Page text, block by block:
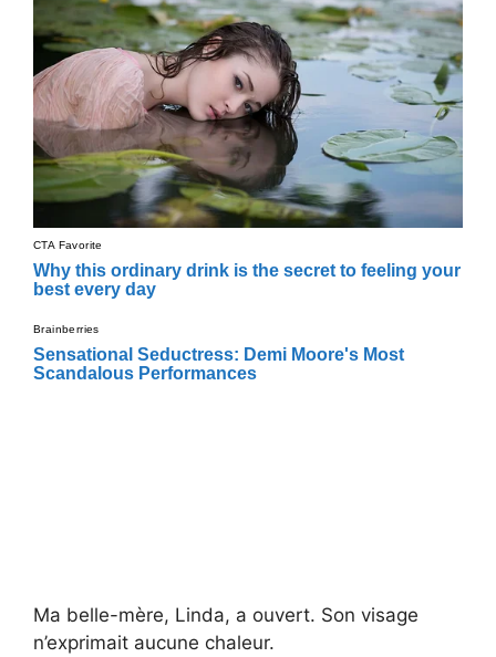
Ma belle-mère, Linda, a ouvert. Son visage
n’exprimait aucune chaleur.